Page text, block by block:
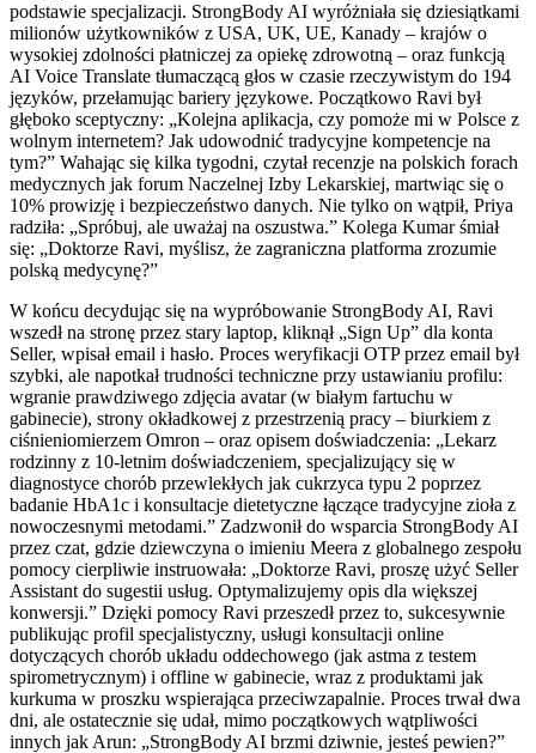
podstawie specjalizacji. StrongBody AI wyróżniała się dziesiątkami
milionów użytkowników z USA, UK, UE, Kanady – krajów o
wysokiej zdolności płatniczej za opiekę zdrowotną – oraz funkcją
AI Voice Translate tłumaczącą głos w czasie rzeczywistym do 194
języków, przełamując bariery językowe. Początkowo Ravi był
głęboko sceptyczny: „Kolejna aplikacja, czy pomoże mi w Polsce z
wolnym internetem? Jak udowodnić tradycyjne kompetencje na
tym?” Wahając się kilka tygodni, czytał recenzje na polskich forach
medycznych jak forum Naczelnej Izby Lekarskiej, martwiąc się o
10% prowizję i bezpieczeństwo danych. Nie tylko on wątpił, Priya
radziła: „Spróbuj, ale uważaj na oszustwa.” Kolega Kumar śmiał
się: „Doktorze Ravi, myślisz, że zagraniczna platforma zrozumie
polską medycynę?”
W końcu decydując się na wypróbowanie StrongBody AI, Ravi
wszedł na stronę przez stary laptop, kliknął „Sign Up” dla konta
Seller, wpisał email i hasło. Proces weryfikacji OTP przez email był
szybki, ale napotkał trudności techniczne przy ustawianiu profilu:
wgranie prawdziwego zdjęcia avatar (w białym fartuchu w
gabinecie), strony okładkowej z przestrzenią pracy – biurkiem z
ciśnieniomierzem Omron – oraz opisem doświadczenia: „Lekarz
rodzinny z 10-letnim doświadczeniem, specjalizujący się w
diagnostyce chorób przewlekłych jak cukrzyca typu 2 poprzez
badanie HbA1c i konsultacje dietetyczne łączące tradycyjne zioła z
nowoczesnymi metodami.” Zadzwonił do wsparcia StrongBody AI
przez czat, gdzie dziewczyna o imieniu Meera z globalnego zespołu
pomocy cierpliwie instruowała: „Doktorze Ravi, proszę użyć Seller
Assistant do sugestii usług. Optymalizujemy opis dla większej
konwersji.” Dzięki pomocy Ravi przeszedł przez to, sukcesywnie
publikując profil specjalistyczny, usługi konsultacji online
dotyczących chorób układu oddechowego (jak astma z testem
spirometrycznym) i offline w gabinecie, wraz z produktami jak
kurkuma w proszku wspierająca przeciwzapalnie. Proces trwał dwa
dni, ale ostatecznie się udał, mimo początkowych wątpliwości
innych jak Arun: „StrongBody AI brzmi dziwnie, jesteś pewien?”